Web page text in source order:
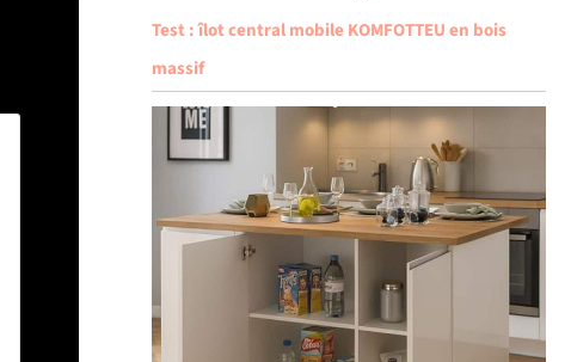
Test : îlot central mobile KOMFOTTEU en bois
massif